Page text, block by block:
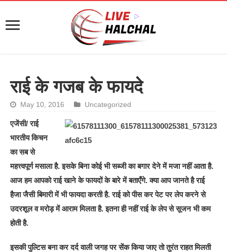
राई के गजब के फायदे
May 10, 2016 Uncategorized
एजेंसी/ राई
भारतीय किचन
का सब से
महत्त्वपूर्ण मसाला है. इसके बिना कोई भी सब्जी का बगार देने में मजा नहीं आता है.
आज हम आपको राई खाने के फायदों के बारे में बताएँगे. क्या आप जानते है राई
हैजा जैसी बिमारी में भी फायदा करती है. राई को पीस कर पेट पर लेप करने से
उदरशूल व मरोड़ में आराम मिलता है. इतना ही नहीं राई के लेप से सूजन भी कम
होती है.
इसकी पुल्टिस बना कर दर्द वाली जगह पर सेंक किया जाए तो तुरंत राहत मिलती